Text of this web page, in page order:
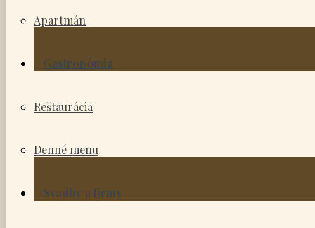
Apartmán
Gastronómia
Reštaurácia
Denné menu
Svadby a firmy